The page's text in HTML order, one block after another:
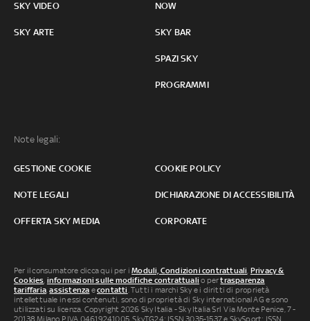
SKY VIDEO
SKY ARTE
NOW
SKY BAR
SPAZI SKY
PROGRAMMI
Note legali:
GESTIONE COOKIE COOKIE POLICY
NOTE LEGALI DICHIARAZIONE DI ACCESSIBILITÀ
OFFERTA SKY MEDIA CORPORATE
Per il consumatore clicca qui per iModuli, Condizioni contrattuali, Privacy &
Cookies, informazioni sulle modifiche contrattuali o pertrasparenza
tariffaria,assistenza econtatti. Tutti i marchi Sky e i diritti di proprietà
intellettuale in essi contenuti, sono di proprietà di Sky international AG e sono
utilizzati su licenza. Copyright 2026 Sky Italia - Sky Italia Srl Via Monte Penice, 7 -
20138 Milano P.IVA 04619241005. SkyTG24: ISSN 3035-1537 e SkySport: ISSN